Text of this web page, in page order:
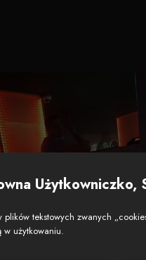
Użytkowniczko,
plików tekstowych zwanych
w użytkowaniu.